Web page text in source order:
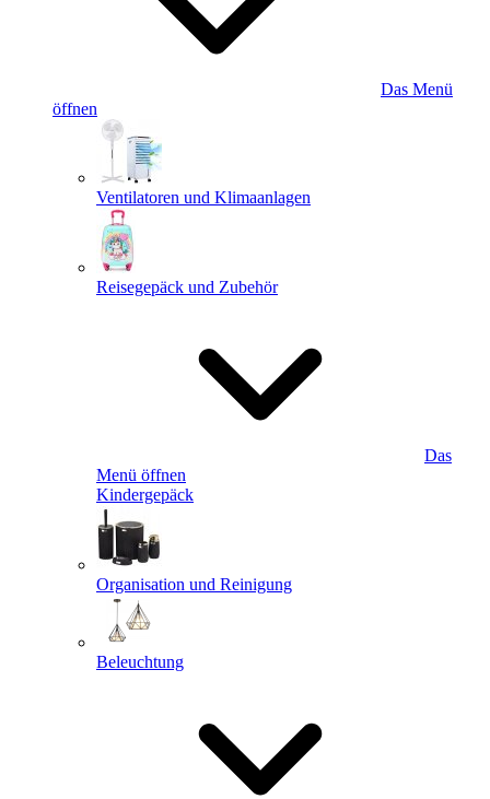
Das Menü
öffnen
Ventilatoren und Klimaanlagen
Reisegepäck und Zubehör
Das
Menü öffnen
Kindergepäck
Organisation und Reinigung
Beleuchtung